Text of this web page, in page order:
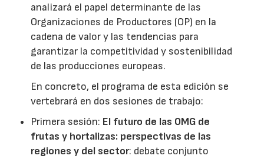
analizará el papel determinante de las
Organizaciones de Productores (OP) en la
cadena de valor y las tendencias para
garantizar la competitividad y sostenibilidad
de las producciones europeas.
En concreto, el programa de esta edición se
vertebrará en dos sesiones de trabajo:
Primera sesión: El futuro de las OMG de
frutas y hortalizas: perspectivas de las
regiones y del sector: debate conjunto